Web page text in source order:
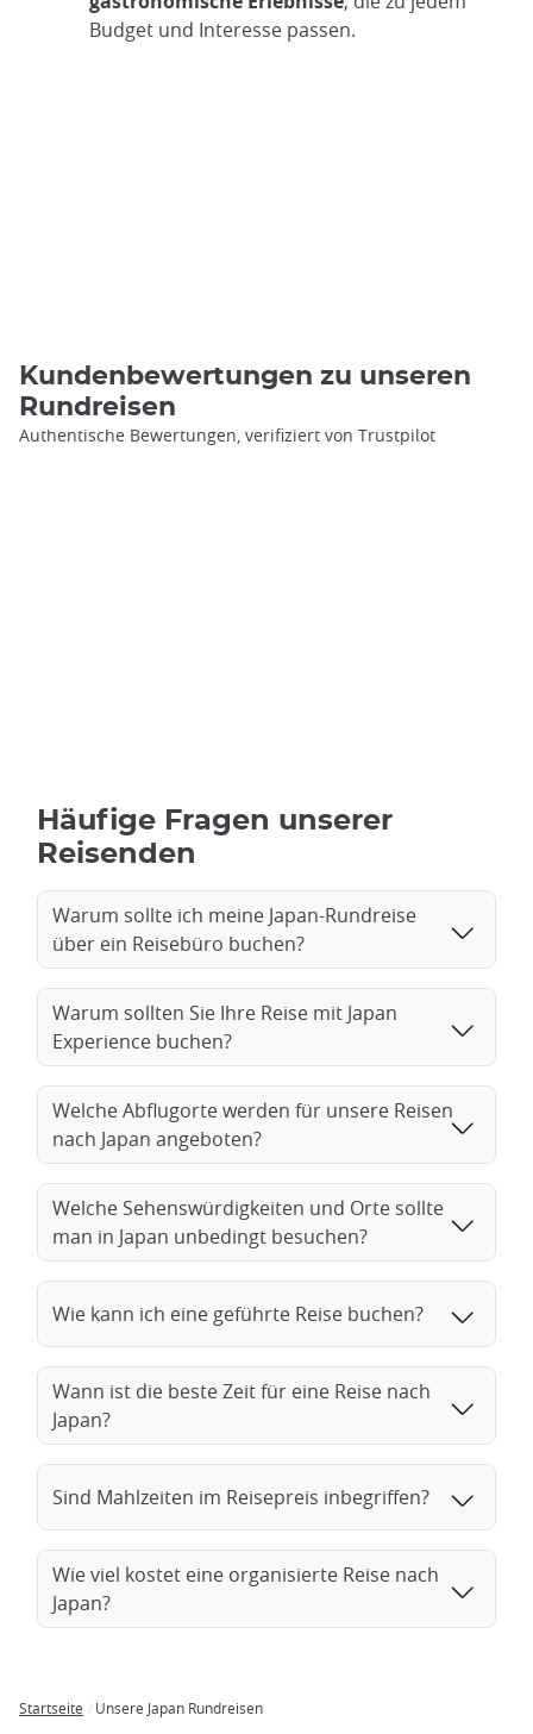
Budget und Interesse passen.
Kundenbewertungen zu unseren
Rundreisen
Authentische Bewertungen, verifiziert von Trustpilot
Häufige Fragen unserer
Reisenden
Warum sollte ich meine Japan-Rundreise
über ein Reisebüro buchen?
Warum sollten Sie Ihre Reise mit Japan
Experience buchen?
Welche Abflugorte werden für unsere Reisen
nach Japan angeboten?
Welche Sehenswürdigkeiten und Orte sollte
man in Japan unbedingt besuchen?
Wie kann ich eine geführte Reise buchen?
Wann ist die beste Zeit für eine Reise nach
Japan?
Sind Mahlzeiten im Reisepreis inbegriffen?
Wie viel kostet eine organisierte Reise nach
Japan?
Startseite Unsere Japan Rundreisen